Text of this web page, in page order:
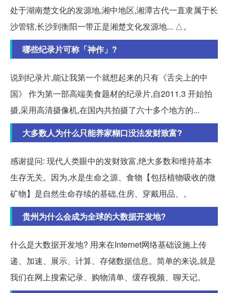
处于湖南楚文化的发源地,湘中地区,湘潭古代一直隶属于长
沙管辖,长沙到衡阳一带正是湘楚文化发源地... △。
哪些纪录片可称「神作」?
说到纪录片,能让我第一个就想起来的只有《舌尖上的中
国》 作为第一部高端美食题材的纪录片,自2011.3 开始拍
摄,采用高清摄像机,在国内共拍摄了六十多个地方的...
大多数人为什么只能养家糊口没法发财致富?
感谢提问: 现代人类眼中的发财致富,绝大多数和维持基本
生存无关。因为,水是生命之源、食物【包括植物吸收的微
矿物】是自然生命存续的基础,住房、穿戴用品、。
贵州为什么会成为全球的大数据开发地?
什么是大数据开发地? 用来在Internet网络基础设施上传
递、加速、展示、计算、存储数据信息。简单的来说,就是
我们在网上搜索记录、购物清单、缓存视频、聊天记。